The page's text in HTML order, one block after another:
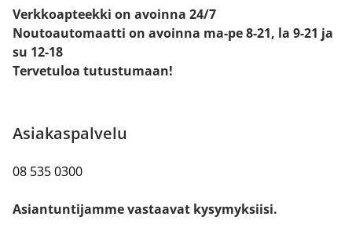
Verkkoapteekki on avoinna 24/7
Noutoautomaatti on avoinna ma-pe 8-21, la 9-21 ja
su 12-18
Tervetuloa tutustumaan!
Asiakaspalvelu
08 535 0300
Asiantuntijamme vastaavat kysymyksiisi.